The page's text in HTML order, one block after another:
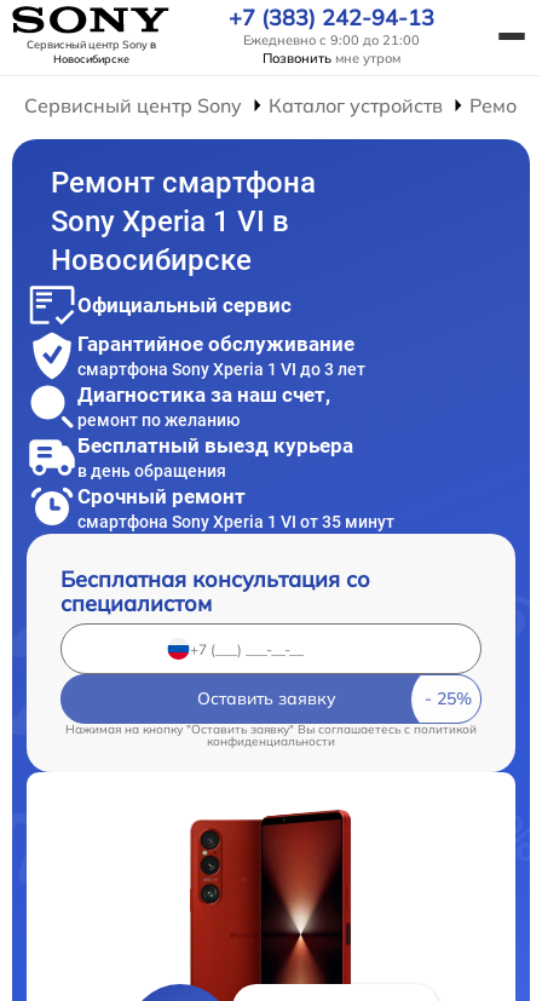
Сервисный центр Sonyв
Новосибирске
+7 (383) 242-94-13
Ежедневно с 9:00 до 21:00
Позвонить мне утром
Сервисный центр Sony Каталог устройств
Ремонт смартфона
Sony Xperia 1 VI в
Новосибирске
Официальный сервис
Гарантийное обслуживание
смартфона Sony Xperia 1 VI до 3 лет
Диагностика за наш счет,
ремонт по желанию
Бесплатный выезд курьера
в день обращения
Срочный ремонт
смартфона Sony Xperia 1 VI от 35 минут
Бесплатная консультация со
специалистом
Оставить заявку
Нажимая на кнопку "Оставить заявку" Вы соглашаетесь cполитикой
конфиденциальности